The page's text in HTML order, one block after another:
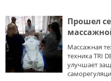
Прошел
Массажная
техника TRI
улучшает